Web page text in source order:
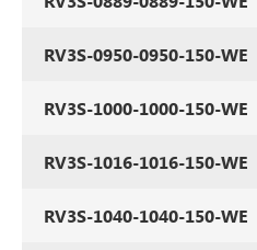
RV3S-0950-0950-150-WE
RV3S-1000-1000-150-WE
RV3S-1016-1016-150-WE
RV3S-1040-1040-150-WE